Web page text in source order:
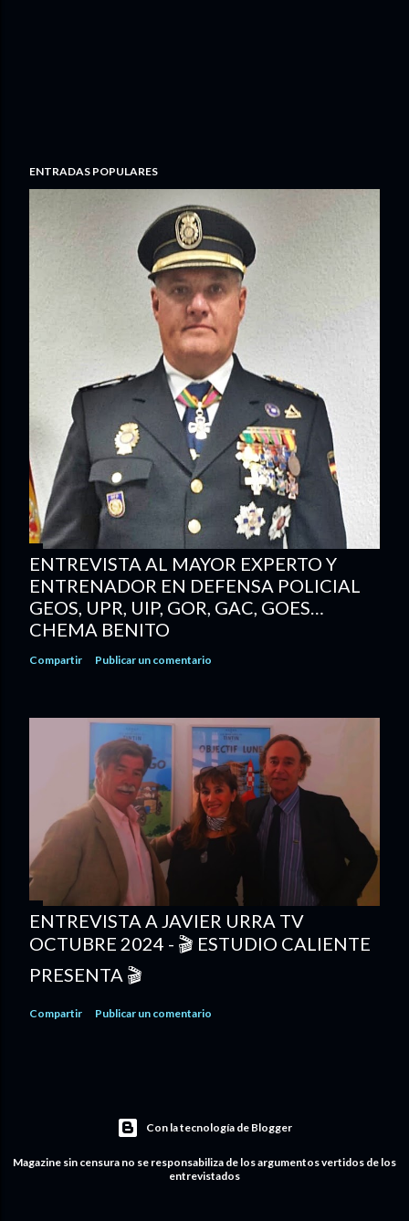
ENTRADAS POPULARES
ENTREVISTA AL MAYOR EXPERTO Y
ENTRENADOR EN DEFENSA POLICIAL
GEOS, UPR, UIP, GOR, GAC, GOES…
CHEMA BENITO
Compartir Publicar un comentario
ENTREVISTA A JAVIER URRA TV
OCTUBRE 2024 - 🎬 ESTUDIO CALIENTE
PRESENTA 🎬
Compartir Publicar un comentario
Con la tecnología de Blogger
Magazine sin censura no se responsabiliza de los argumentos vertidos de los
entrevistados